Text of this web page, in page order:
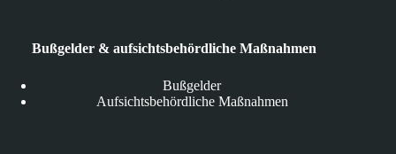
Bußgelder & aufsichtsbehördliche Maßnahmen
Bußgelder
Aufsichtsbehördliche Maßnahmen